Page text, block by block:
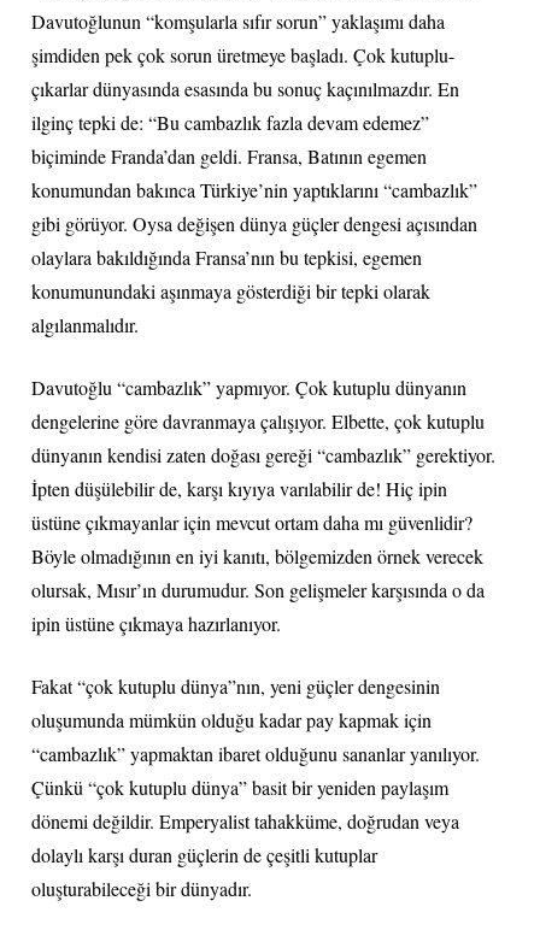
Davutoğlunun “komşularla sıfır sorun” yaklaşımı daha
şimdiden pek çok sorun üretmeye başladı. Çok kutuplu-
çıkarlar dünyasında esasında bu sonuç kaçınılmazdır. En
ilginç tepki de: “Bu cambazlık fazla devam edemez”
biçiminde Franda’dan geldi. Fransa, Batının egemen
konumundan bakınca Türkiye’nin yaptıklarını “cambazlık”
gibi görüyor. Oysa değişen dünya güçler dengesi açısından
olaylara bakıldığında Fransa’nın bu tepkisi, egemen
konumunundaki aşınmaya gösterdiği bir tepki olarak
algılanmalıdır.
Davutoğlu “cambazlık” yapmıyor. Çok kutuplu dünyanın
dengelerine göre davranmaya çalışıyor. Elbette, çok kutuplu
dünyanın kendisi zaten doğası gereği “cambazlık” gerektiyor.
İpten düşülebilir de, karşı kıyıya varılabilir de! Hiç ipin
üstüne çıkmayanlar için mevcut ortam daha mı güvenlidir?
Böyle olmadığının en iyi kanıtı, bölgemizden örnek verecek
olursak, Mısır’ın durumudur. Son gelişmeler karşısında o da
ipin üstüne çıkmaya hazırlanıyor.
Fakat “çok kutuplu dünya”nın, yeni güçler dengesinin
oluşumunda mümkün olduğu kadar pay kapmak için
“cambazlık” yapmaktan ibaret olduğunu sananlar yanılıyor.
Çünkü “çok kutuplu dünya” basit bir yeniden paylaşım
dönemi değildir. Emperyalist tahakküme, doğrudan veya
dolaylı karşı duran güçlerin de çeşitli kutuplar
oluşturabileceği bir dünyadır.